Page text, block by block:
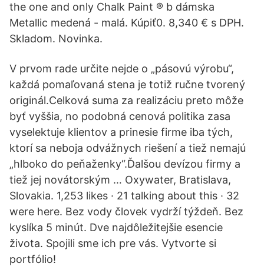
the one and only Chalk Paint ® b dámska
Metallic medená - malá. Kúpiť0. 8,340 € s DPH.
Skladom. Novinka.
V prvom rade určite nejde o „pásovú výrobu“,
každá pomaľovaná stena je totiž ručne tvorený
originál.Celková suma za realizáciu preto môže
byť vyššia, no podobná cenová politika zasa
vyselektuje klientov a prinesie firme iba tých,
ktorí sa neboja odvážnych riešení a tiež nemajú
„hlboko do peňaženky“.Ďalšou devízou firmy a
tiež jej novátorským … Oxywater, Bratislava,
Slovakia. 1,253 likes · 21 talking about this · 32
were here. Bez vody človek vydrží týždeň. Bez
kyslíka 5 minút. Dve najdôležitejšie esencie
života. Spojili sme ich pre vás. Vytvorte si
portfólio!